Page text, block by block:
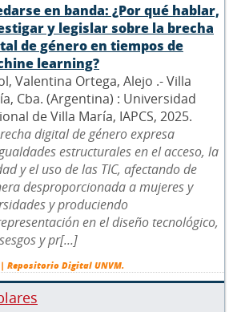
en banda: ¿Por qué hablar,
y legislar sobre la brecha
de género en tiempos de
learning?
Valentina Ortega, Alejo .- Villa
Cba. (Argentina) : Universidad
de Villa María, IAPCS, 2025.
digital de género expresa
estructurales en el acceso, la
y el uso de las TIC, afectando de
desproporcionada a mujeres y
y produciendo
en el diseño tecnológico,
y pr[...]
| Repositorio Digital UNVM.